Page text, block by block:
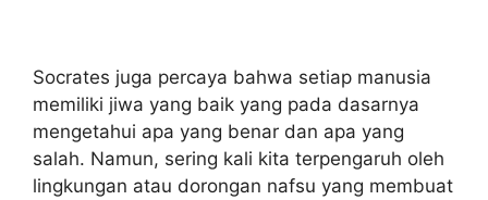
Socrates juga percaya bahwa setiap manusia
memiliki jiwa yang baik yang pada dasarnya
mengetahui apa yang benar dan apa yang
salah. Namun, sering kali kita terpengaruh oleh
lingkungan atau dorongan nafsu yang membuat